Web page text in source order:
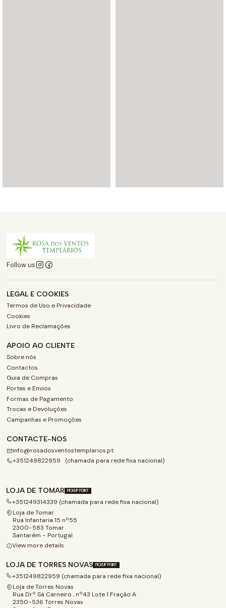
Follow us
LEGAL E COOKIES
Termos de Uso e Privacidade
Cookies
Livro de Reclamações
APOIO AO CLIENTE
Sobre nós
Contactos
Guia de Compras
Portes e Envios
Formas de Pagamento
Trocas e Devoluções
Campanhas e Promoções
CONTACTE-NOS
info@rosadosventostemplarios.pt
+351249822959 (chamada para rede fixa nacional)
LOJA DE TOMAR PICKUP POINT
+351249314339 (chamada para rede fixa nacional)
Loja de Tomar
Rua Infantaria 15 nº55
2300-583 Tomar
Santarém - Portugal
View more details
LOJA DE TORRES NOVAS PICKUP POINT
+351249822959 (chamada para rede fixa nacional)
Loja de Torres Novas
Rua Drº Sá Carneiro , nº43 Lote 1 Fração A
2350-536 Torres Novas